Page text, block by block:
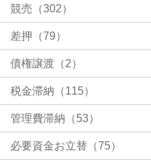
競売（302）
差押（79）
債権譲渡（2）
税金滞納（115）
管理費滞納（53）
必要資金お立替（75）